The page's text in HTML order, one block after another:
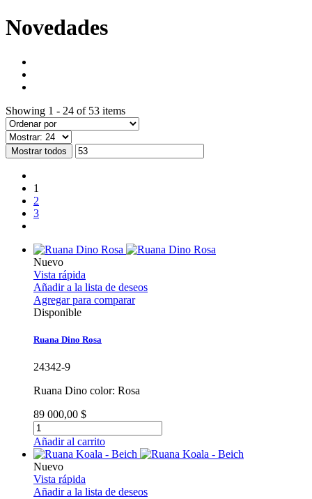
Novedades
Showing 1 - 24 of 53 items
Mostrar todos
1
2
3
Nuevo
Vista rápida
Añadir a la lista de deseos
Agregar para comparar
Disponible
Ruana Dino Rosa
24342-9
Ruana Dino color: Rosa
89 000,00 $
Añadir al carrito
Nuevo
Vista rápida
Añadir a la lista de deseos